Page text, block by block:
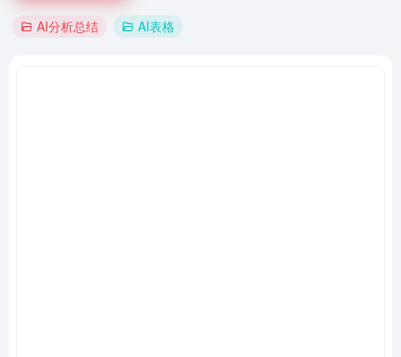
AI分析总结 AI表格